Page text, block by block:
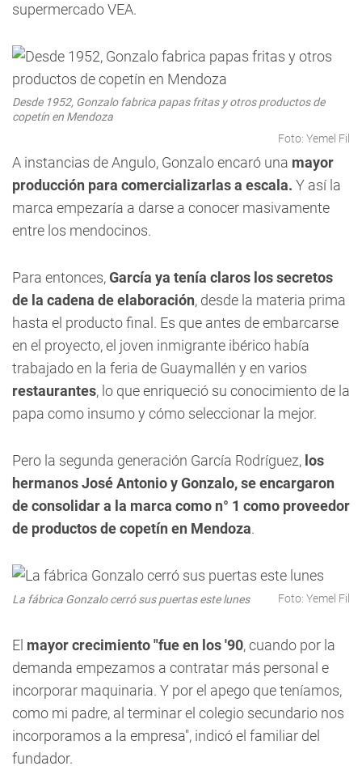
supermercado VEA.
Desde 1952, Gonzalo fabrica papas fritas y otros productos de
copetín en Mendoza
Foto: Yemel Fil
A instancias de Angulo, Gonzalo encaró una mayor
producción para comercializarlas a escala. Y así la
marca empezaría a darse a conocer masivamente
entre los mendocinos.
Para entonces,García ya tenía claros los secretos
de la cadena de elaboración, desde la materia prima
hasta el producto final. Es que antes de embarcarse
en el proyecto, el joven inmigrante ibérico había
trabajado en la feria de Guaymallén y en varios
restaurantes, lo que enriqueció su conocimiento de la
papa como insumo y cómo seleccionar la mejor.
Pero la segunda generación García Rodríguez, los
hermanos José Antonio y Gonzalo, se encargaron
de consolidar a la marca como n° 1 como proveedor
de productos de copetín en Mendoza.
La fábrica Gonzalo cerró sus puertas este lunes Foto: Yemel Fil
El mayor crecimiento "fue en los '90, cuando por la
demanda empezamos a contratar más personal e
incorporar maquinaria. Y por el apego que teníamos,
como mi padre, al terminar el colegio secundario nos
incorporamos a la empresa", indicó el familiar del
fundador.